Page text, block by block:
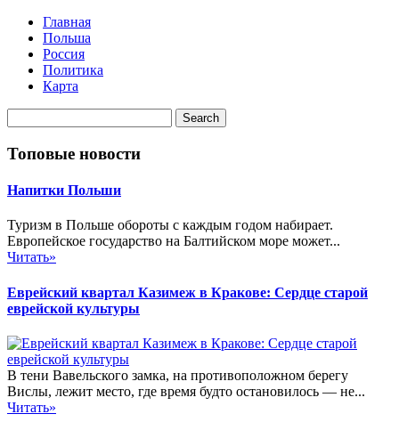
Главная
Польша
Россия
Политика
Карта
Топовые новости
Напитки Польши
Туризм в Польше обороты с каждым годом набирает.
Европейское государство на Балтийском море может...
Читать»
Еврейский квартал Казимеж в Кракове: Сердце старой
еврейской культуры
В тени Вавельского замка, на противоположном берегу
Вислы, лежит место, где время будто остановилось — не...
Читать»